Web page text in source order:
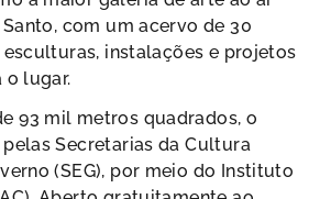
com um acervo de 30
instalações e projetos
o lugar.
93 mil metros quadrados, o
Secretarias da Cultura
(SEG), por meio do Instituto